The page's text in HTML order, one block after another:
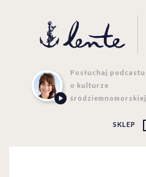
Posłuchaj podcastu
o kulturze
śródziemnomorskiej
SKLEP